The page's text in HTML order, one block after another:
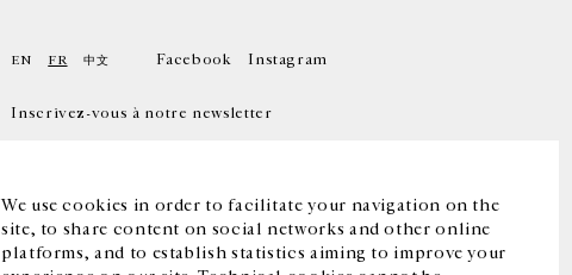
We use cookies in order to facilitate your navigation on the
site, to share content on social networks and other online
platforms, and to establish statistics aiming to improve your
EN FR 中文 Facebook Instagram
Inscrivez-vous à notre newsletter